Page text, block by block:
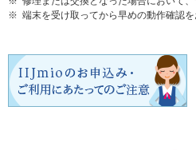
端末を受け取ってから早めの動作確認を